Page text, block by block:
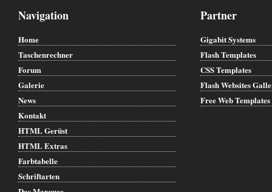
Navigation
Home
Taschenrechner
Forum
Galerie
News
Kontakt
HTML Gerüst
HTML Extras
Farbtabelle
Schriftarten
Partner
Gigabit Systems
Flash Templates
CSS Templates
Flash Websites
Free Web Templates